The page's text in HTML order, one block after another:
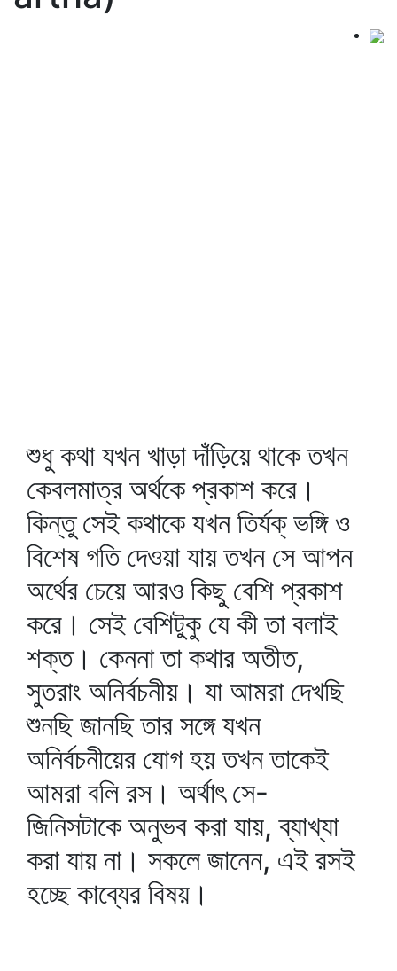
শুধু কথা যখন খাড়া দাঁড়িয়ে থাকে তখন
কেবলমাত্র অর্থকে প্রকাশ করে।
কিন্তু সেই কথাকে যখন তির্যক্‌ ভঙ্গি ও
বিশেষ গতি দেওয়া যায় তখন সে আপন
অর্থের চেয়ে আরও কিছু বেশি প্রকাশ
করে। সেই বেশিটুকু যে কী তা বলাই
শক্ত। কেননা তা কথার অতীত,
সুতরাং অনির্বচনীয়। যা আমরা দেখছি
শুনছি জানছি তার সঙ্গে যখন
অনির্বচনীয়ের যোগ হয় তখন তাকেই
আমরা বলি রস। অর্থাৎ সে-
জিনিসটাকে অনুভব করা যায়, ব্যাখ্যা
করা যায় না। সকলে জানেন, এই রসই
হচ্ছে কাব্যের বিষয়।